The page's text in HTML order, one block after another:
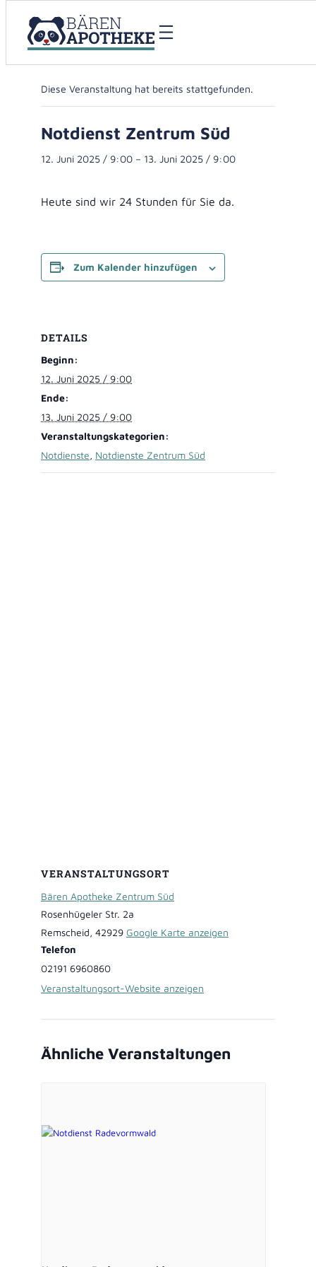
« Alle Veranstaltungen
Diese Veranstaltung hat bereits stattgefunden.
Notdienst Zentrum Süd
12. Juni 2025 / 9:00 – 13. Juni 2025 / 9:00
Heute sind wir 24 Stunden für Sie da.
Zum Kalender hinzufügen
DETAILS
Beginn:
12. Juni 2025 / 9:00
Ende:
13. Juni 2025 / 9:00
Veranstaltungskategorien:
Notdienste, Notdienste Zentrum Süd
VERANSTALTUNGSORT
Bären Apotheke Zentrum Süd
Rosenhügeler Str. 2a
Remscheid, 42929 Google Karte anzeigen
Telefon
02191 6960860
Veranstaltungsort-Website anzeigen
Ähnliche Veranstaltungen